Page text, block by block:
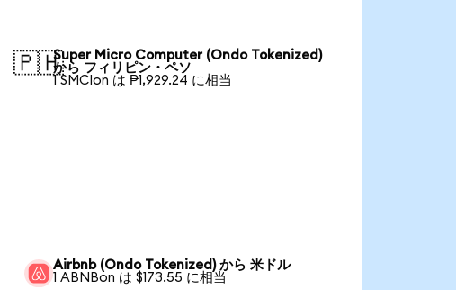
🇵🇭Super Micro Computer (Ondo Tokenized)
から フィリピン・ペソ
1 SMCIon は ₱1,929.24 に相当
Airbnb (Ondo Tokenized) から 米ドル
1 ABNBon は $173.55 に相当